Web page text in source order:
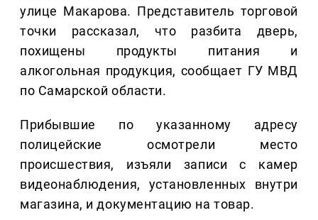
улице Макарова. Представитель торговой
точки рассказал, что разбита дверь,
похищены продукты питания и
алкогольная продукция, сообщает ГУ МВД
по Самарской области.
Прибывшие по указанному адресу
полицейские осмотрели место
происшествия, изъяли записи с камер
видеонаблюдения, установленных внутри
магазина, и документацию на товар.